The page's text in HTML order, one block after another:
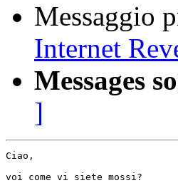
Messaggio
Internet
Messages
]
Ciao,
voi come vi siete mossi?